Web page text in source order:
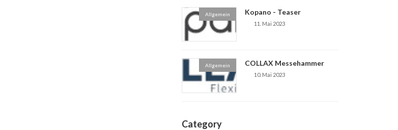
Allgemein Kopano - Teaser
11. Mai 2023
Allgemein COLLAX Messehammer
10. Mai 2023
Category